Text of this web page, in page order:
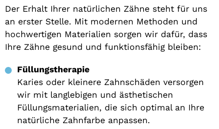
Der Erhalt Ihrer natürlichen Zähne steht für uns
an erster Stelle. Mit modernen Methoden und
hochwertigen Materialien sorgen wir dafür, dass
Ihre Zähne gesund und funktionsfähig bleiben:
Füllungstherapie
Karies oder kleinere Zahnschäden versorgen
wir mit langlebigen und ästhetischen
Füllungsmaterialien, die sich optimal an Ihre
natürliche Zahnfarbe anpassen.